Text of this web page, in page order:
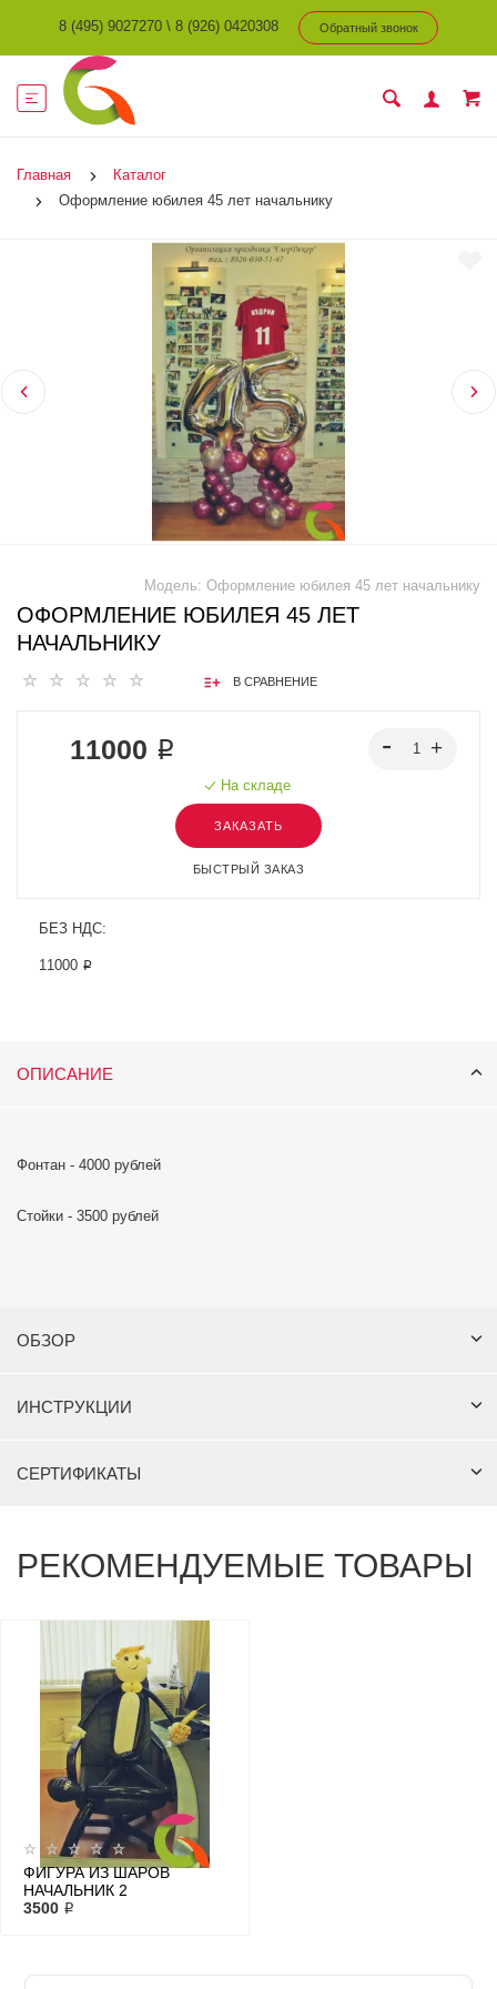
8 (495) 9027270 \ 8 (926) 0420308 Обратный звонок
Главная
Каталог
Оформление юбилея 45 лет начальнику
Модель: Оформление юбилея 45 лет начальнику
ОФОРМЛЕНИЕ ЮБИЛЕЯ 45 ЛЕТ
НАЧАЛЬНИКУ
В СРАВНЕНИЕ
11000 ₽
На складе
ЗАКАЗАТЬ
БЫСТРЫЙ ЗАКАЗ
БЕЗ НДС:
11000 ₽
ОПИСАНИЕ
Фонтан - 4000 рублей
Стойки - 3500 рублей
ОБЗОР
ИНСТРУКЦИИ
СЕРТИФИКАТЫ
РЕКОМЕНДУЕМЫЕ ТОВАРЫ
ФИГУРА ИЗ ШАРОВ
НАЧАЛЬНИК 2
3500 ₽